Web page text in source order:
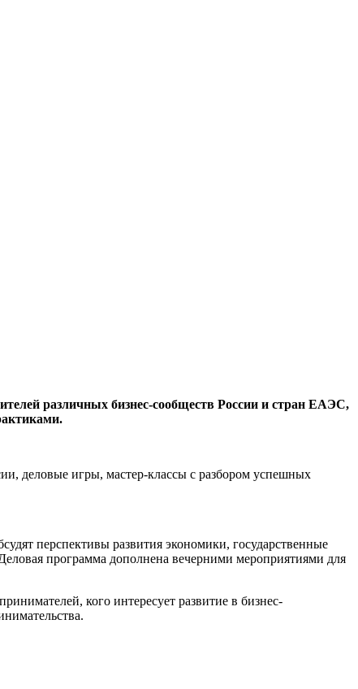
различных бизнес-сообществ России и стран ЕАЭС,
деловые игры, мастер-классы с разбором успешных
перспективы развития экономики, государственные
программа дополнена вечерними мероприятиями для
кого интересует развитие в бизнес-